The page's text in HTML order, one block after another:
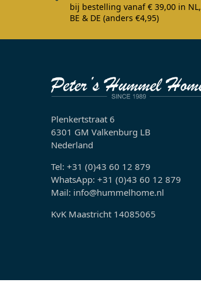
bij bestelling vanaf € 39,00 in NL,
BE & DE (anders €4,95)
Plenkertstraat 6
6301 GM Valkenburg LB
Nederland
Tel: +31 (0)43 60 12 879
WhatsApp: +31 (0)43 60 12 879
Mail: info@hummelhome.nl
KvK Maastricht 14085065